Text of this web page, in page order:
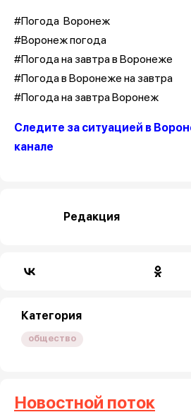
#Погода Воронеж
#Воронеж погода
#Погода на завтра в Воронеже
#Погода в Воронеже на завтра
#Погода на завтра Воронеж
Следите за ситуацией в
канале
Редакция
Категория
общество
Новостной поток